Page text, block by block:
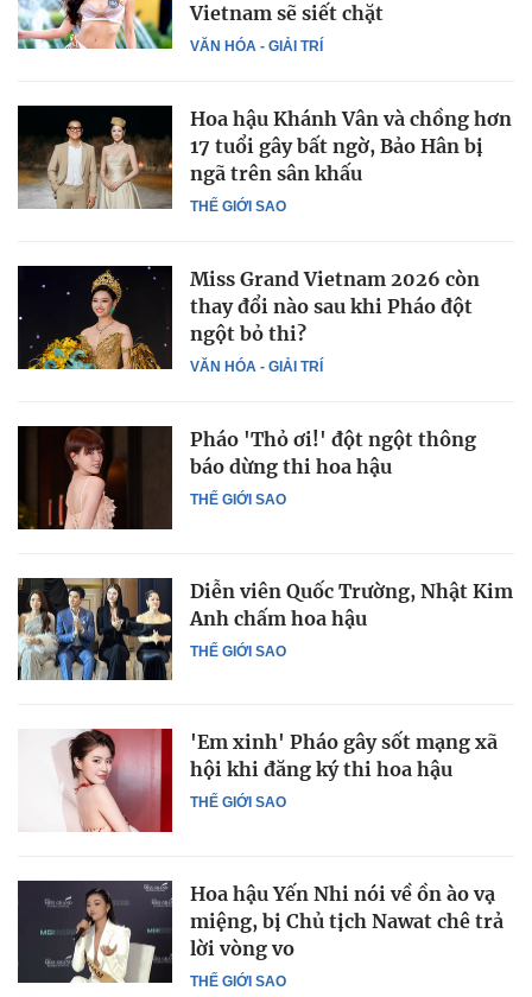
VĂN HÓA - GIẢI TRÍ
Vietnam sẽ siết chặt
THẾ GIỚI SAO
Hoa hậu Khánh Vân và chồng hơn
17 tuổi gây bất ngờ, Bảo Hân bị
ngã trên sân khấu
VĂN HÓA - GIẢI TRÍ
Miss Grand Vietnam 2026 còn
thay đổi nào sau khi Pháo đột
ngột bỏ thi?
THẾ GIỚI SAO
Pháo 'Thỏ ơi!' đột ngột thông
báo dừng thi hoa hậu
THẾ GIỚI SAO
Diễn viên Quốc Trường, Nhật Kim
Anh chấm hoa hậu
THẾ GIỚI SAO
'Em xinh' Pháo gây sốt mạng xã
hội khi đăng ký thi hoa hậu
THẾ GIỚI SAO
Hoa hậu Yến Nhi nói về ồn ào vạ
miệng, bị Chủ tịch Nawat chê trả
lời vòng vo